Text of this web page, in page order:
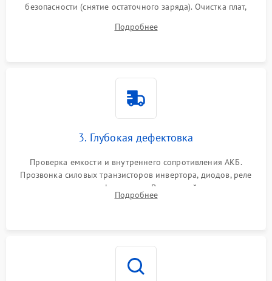
безопасности (снятие остаточного заряда). Очистка плат,
и кистей для предотвращения перегрева и замыканий.
Подробнее
3. Глубокая дефектовка
Проверка емкости и внутреннего сопротивления АКБ.
Прозвонка силовых транзисторов инвертора, диодов, реле
переключения и трансформатора. Визуальный поиск вздутых
конденсаторов и прогаров на печатной плате.
Подробнее